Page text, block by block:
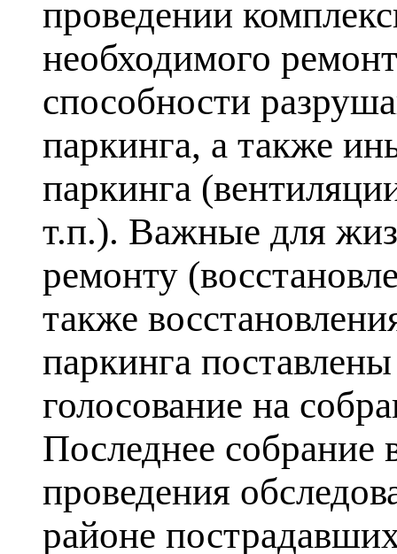
проведении
необходимого
способности
паркинга, а также
паркинга
т.п.). Важные для
ремонту
также
паркинга
голосование на
Последнее собрание
проведения
районе